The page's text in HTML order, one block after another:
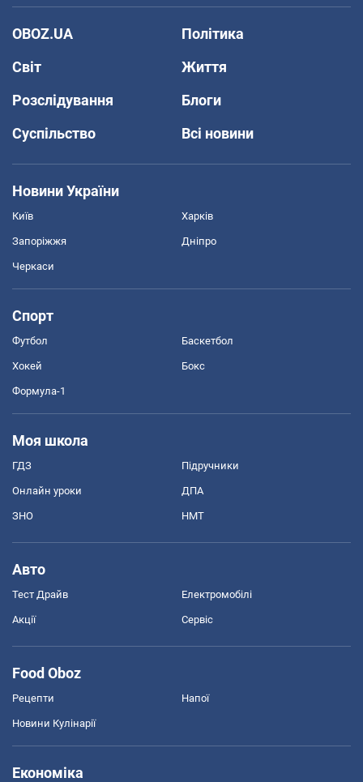
OBOZ.UA
Політика
Світ
Життя
Розслідування
Блоги
Суспільство
Всі новини
Новини України
Київ Харків
Запоріжжя Дніпро
Черкаси
Спорт
Футбол Баскетбол
Хокей Бокс
Формула-1
Моя школа
ГДЗ Підручники
Онлайн уроки ДПА
ЗНО НМТ
Авто
Тест Драйв Електромобілі
Акції Сервіс
Food Oboz
Рецепти Напої
Новини Кулінарії
Економіка